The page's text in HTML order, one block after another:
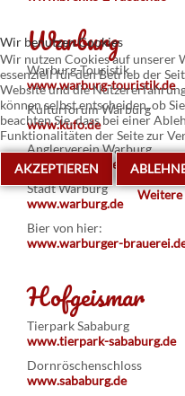
Warburg
Warburg-Touristik
www.warburg-touristik.de
Kulturforum Warburg
www.kufo.de
Anglerverein Warburg
www.anglerverein-
Stadt Warburg
www.warburg.de
Bier von hier:
www.warburger-
Hofgeismar
Tierpark Sababurg
www.tierpark-sababurg.de
Dornröschenschloss
www.sababurg.de
Wir benutzen Cookies
Wir nutzen Cookies auf unserer
essenziell für den Betrieb der
Website und die
können selbst entscheiden, ob
beachten Sie, dass bei einer
Funktionalitäten der Seite zur
AKZEPTIEREN